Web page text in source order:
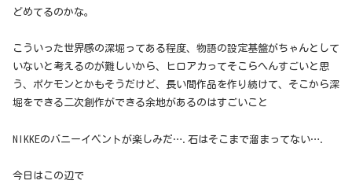
どめてるのかな。
こういった世界感の深堀ってある程度、物語の設定基盤がちゃんとして
いないと考えるのが難しいから、ヒロアカってそこらへんすごいと思
う、ポケモンとかもそうだけど、長い間作品を作り続けて、そこから深
堀をできる二次創作ができる余地があるのはすごいこと
NIKKEのバニーイベントが楽しみだ….石はそこまで溜まってない….
今日はこの辺で